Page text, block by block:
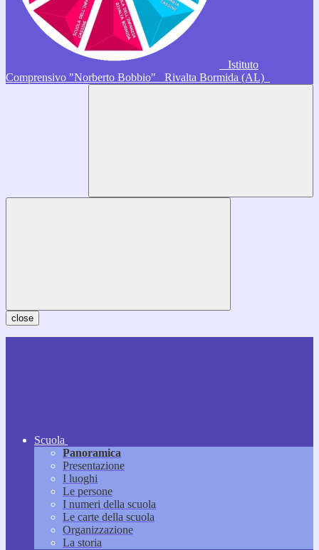
Istituto
Comprensivo "Norberto Bobbio"
Rivalta Bormida (AL)
close
Scuola
Panoramica
Presentazione
I luoghi
Le persone
I numeri della scuola
Le carte della scuola
Organizzazione
La storia